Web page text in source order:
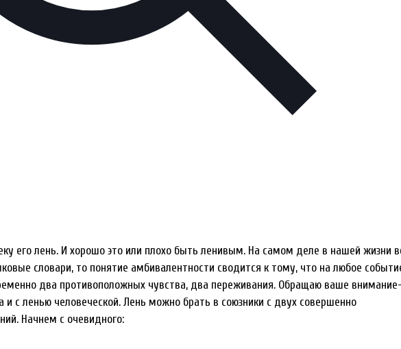
его лень. И хорошо это или плохо быть ленивым. На самом деле в нашей жизни
словари, то понятие амбивалентности сводится к тому, что на любое
два противоположных чувства, два переживания. Обращаю ваше внимание-
с ленью человеческой. Лень можно брать в союзники с двух совершенно
Начнем с очевидного: